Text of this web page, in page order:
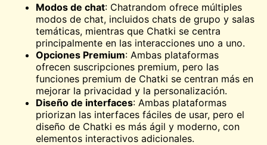
Modos de chat: Chatrandom ofrece múltiples
modos de chat, incluidos chats de grupo y salas
temáticas, mientras que Chatki se centra
principalmente en las interacciones uno a uno.
Opciones Premium: Ambas plataformas
ofrecen suscripciones premium, pero las
funciones premium de Chatki se centran más en
mejorar la privacidad y la personalización.
Diseño de interfaces: Ambas plataformas
priorizan las interfaces fáciles de usar, pero el
diseño de Chatki es más ágil y moderno, con
elementos interactivos adicionales.